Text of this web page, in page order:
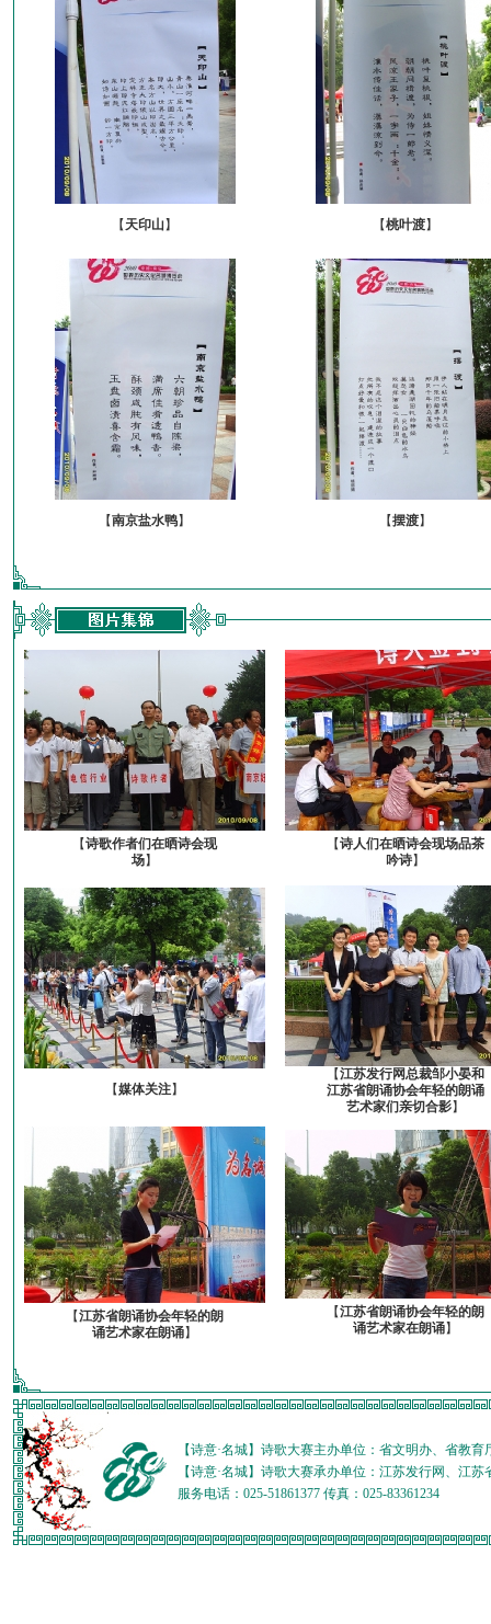
【 天印山】 【桃叶渡】
【南京盐水鸭】 【摆渡】
【诗歌作者们在晒诗会现
场】
【诗人们在晒诗会现场品茶
吟诗】
【媒体关注】
【江苏发行网总裁邹小晏和
江苏省朗诵协会年轻的朗诵
艺术家们亲切合影】
【江苏省朗诵协会年轻的朗
诵艺术家在朗诵】
【江苏省朗诵协会年轻的朗
诵艺术家在朗诵】
【诗意·名城】诗歌大赛主办单位：省文明办、省教
【诗意·名城】诗歌大赛承办单位：江苏发行网、江
服务电话：025-51861377 传真：025-83361234